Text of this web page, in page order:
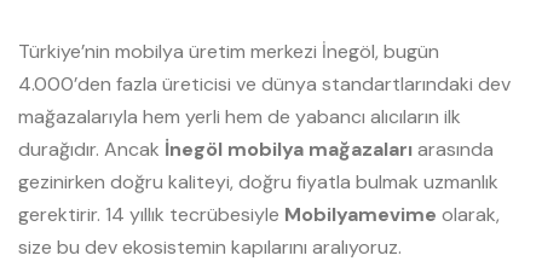
Türkiye’nin mobilya üretim merkezi İnegöl, bugün
4.000’den fazla üreticisi ve dünya standartlarındaki dev
mağazalarıyla hem yerli hem de yabancı alıcıların ilk
durağıdır. Ancak İnegöl mobilya mağazalarıarasında
gezinirken doğru kaliteyi, doğru fiyatla bulmak uzmanlık
gerektirir. 14 yıllık tecrübesiyle Mobilyamevime olarak,
size bu dev ekosistemin kapılarını aralıyoruz.